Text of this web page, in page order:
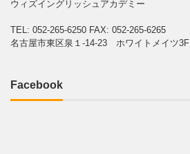
ウィズイングリッシュアカデミー
TEL: 052-265-6250 FAX: 052-265-6265
名古屋市東区泉１-14-23 ホワイトメイツ3F
Facebook